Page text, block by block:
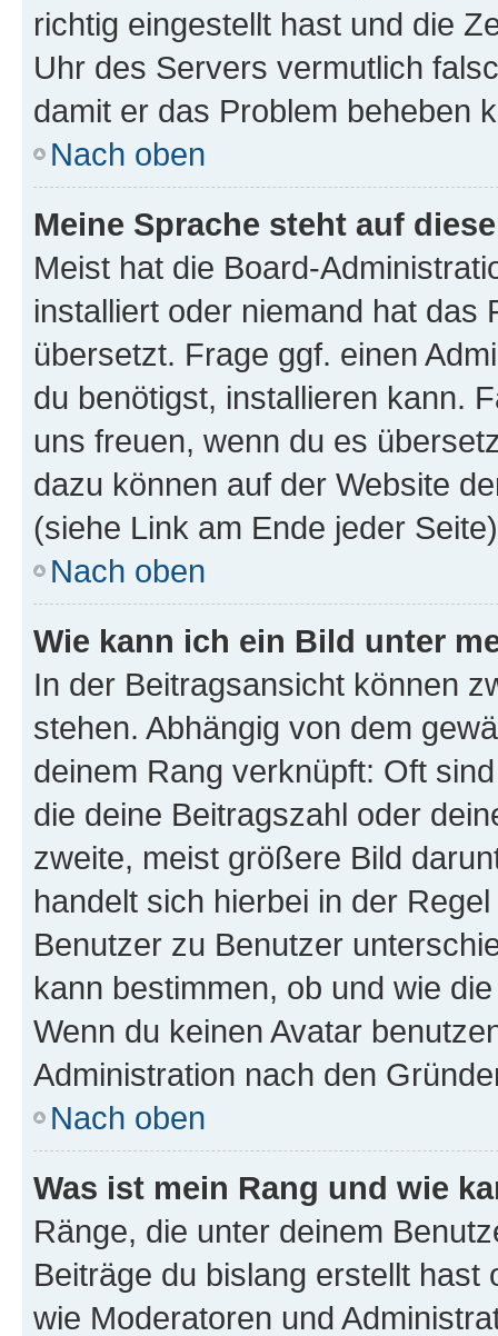
richtig eingestellt hast und die
Uhr des Servers vermutlich
damit er das Problem beheben
Nach oben
Meine Sprache steht auf
Meist hat die Board-
installiert oder niemand hat das
übersetzt. Frage ggf. einen
du benötigst, installieren kann.
uns freuen, wenn du es
dazu können auf der Website
(siehe Link am Ende jeder
Nach oben
Wie kann ich ein Bild unter
In der Beitragsansicht können
stehen. Abhängig von dem
deinem Rang verknüpft: Oft
die deine Beitragszahl oder
zweite, meist größere Bild
handelt sich hierbei in der
Benutzer zu Benutzer
kann bestimmen, ob und wie
Wenn du keinen Avatar
Administration nach den
Nach oben
Was ist mein Rang und wie
Ränge, die unter deinem
Beiträge du bislang erstellt
wie Moderatoren und